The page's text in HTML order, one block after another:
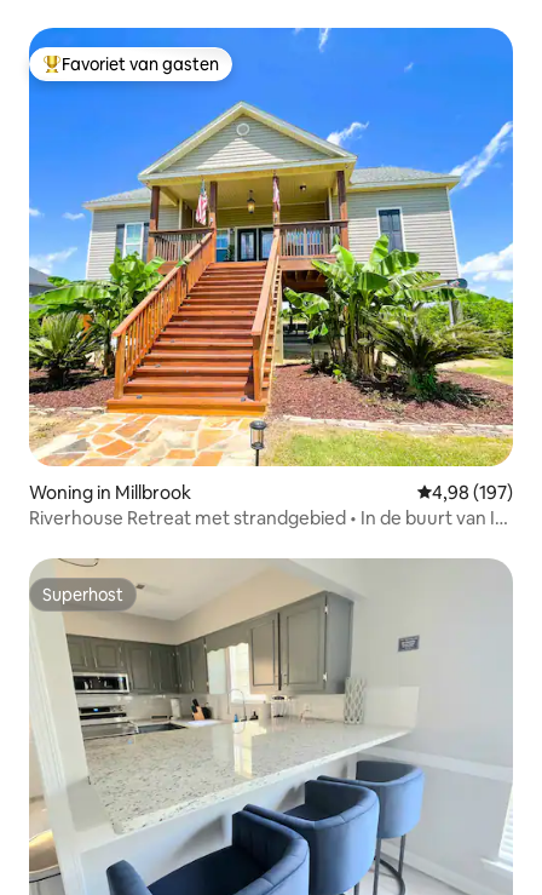
Topfavoriet van gasten
Favoriet van gasten
Woning in Millbrook Gemiddelde
4,98 (197)
Riverhouse Retreat met strandgebied • In de buurt van I-
Superhost
Superhost